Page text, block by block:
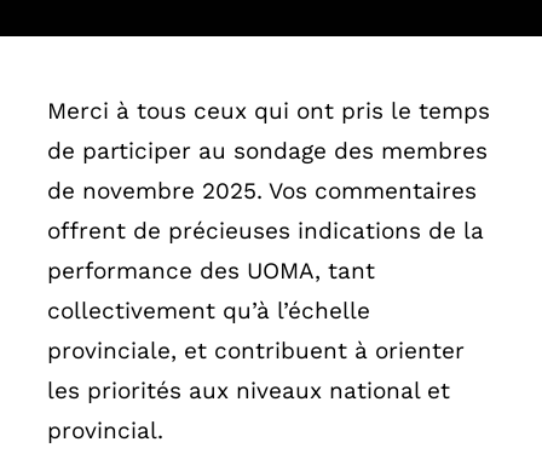
Merci à tous ceux qui ont pris le temps
de participer au sondage des membres
de novembre 2025. Vos commentaires
offrent de précieuses indications de la
performance des UOMA, tant
collectivement qu’à l’échelle
provinciale, et contribuent à orienter
les priorités aux niveaux national et
provincial.